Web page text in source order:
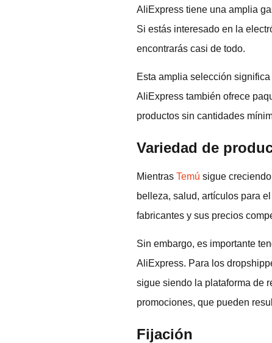
AliExpress tiene una amplia
Si estás interesado en la
encontrarás casi de todo.
Esta amplia selección
AliExpress también ofrece
productos sin cantidades
Variedad de
Mientras Temú sigue
belleza, salud, artículos para
fabricantes y sus precios
Sin embargo, es importante
AliExpress. Para los
sigue siendo la plataforma de
promociones, que pueden
Fijación